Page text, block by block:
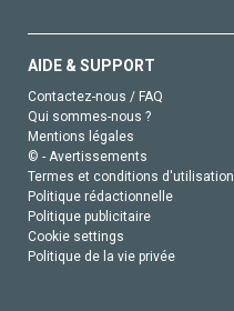
AIDE & SUPPORT
Contactez-nous / FAQ
Qui sommes-nous ?
Mentions légales
© - Avertissements
Termes et conditions d'utilisation
Politique rédactionnelle
Politique publicitaire
Cookie settings
Politique de la vie privée